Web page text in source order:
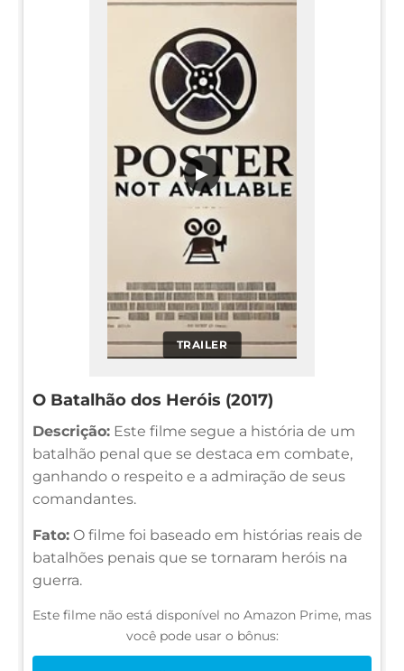
TRAILER
▶
O Batalhão dos Heróis (2017)
Descrição: Este filme segue a história de um
batalhão penal que se destaca em combate,
ganhando o respeito e a admiração de seus
comandantes.
Fato: O filme foi baseado em histórias reais de
batalhões penais que se tornaram heróis na
guerra.
Este filme não está disponível no Amazon Prime, mas
você pode usar o bônus: